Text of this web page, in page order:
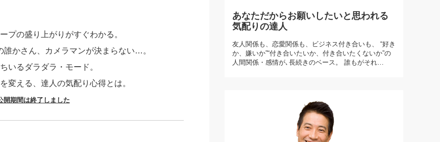
経営哲学(100)
つくる 人と組織を動かす(200)
のビジョン実現道場(10)
ろ」(149)
銀行交渉はこうしなさい！(12)
行動科学マネジメント(5)
社長の「氣」(30)
米国スポーツ・ビジネスに学ぶ心理学(98)
高橋一喜の『これぞ！"本物の温泉"』(157)
プの盛り上がりがすぐわかる。
かさん、カメラマンが決まらない…。
いるダラダラ・モード。
変える、達人の気配り心得とは。
期間は終了しました
あなただからお願いしたいと思われる
気配りの達人
友人関係も、恋愛関係も、ビジネス付き合いも、 “好き
か、嫌いか”“付き合いたいか、付き合いたくないか”の
人間関係・感情が､長続きのベース。 誰もがそれ…